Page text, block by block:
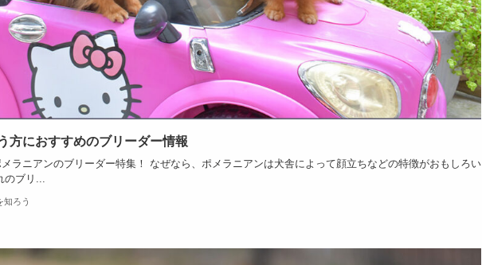
方におすすめのブリーダー情報
ラニアンのブリーダー特集！ なぜなら、ポメラニアンは犬舎によって顔立ちなどの特徴がおもしろい
のブリ...
知ろう